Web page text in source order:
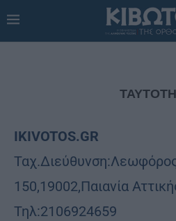
IKIVOTOS.GR
150,19002,Παιανία
Τηλ:2106924659